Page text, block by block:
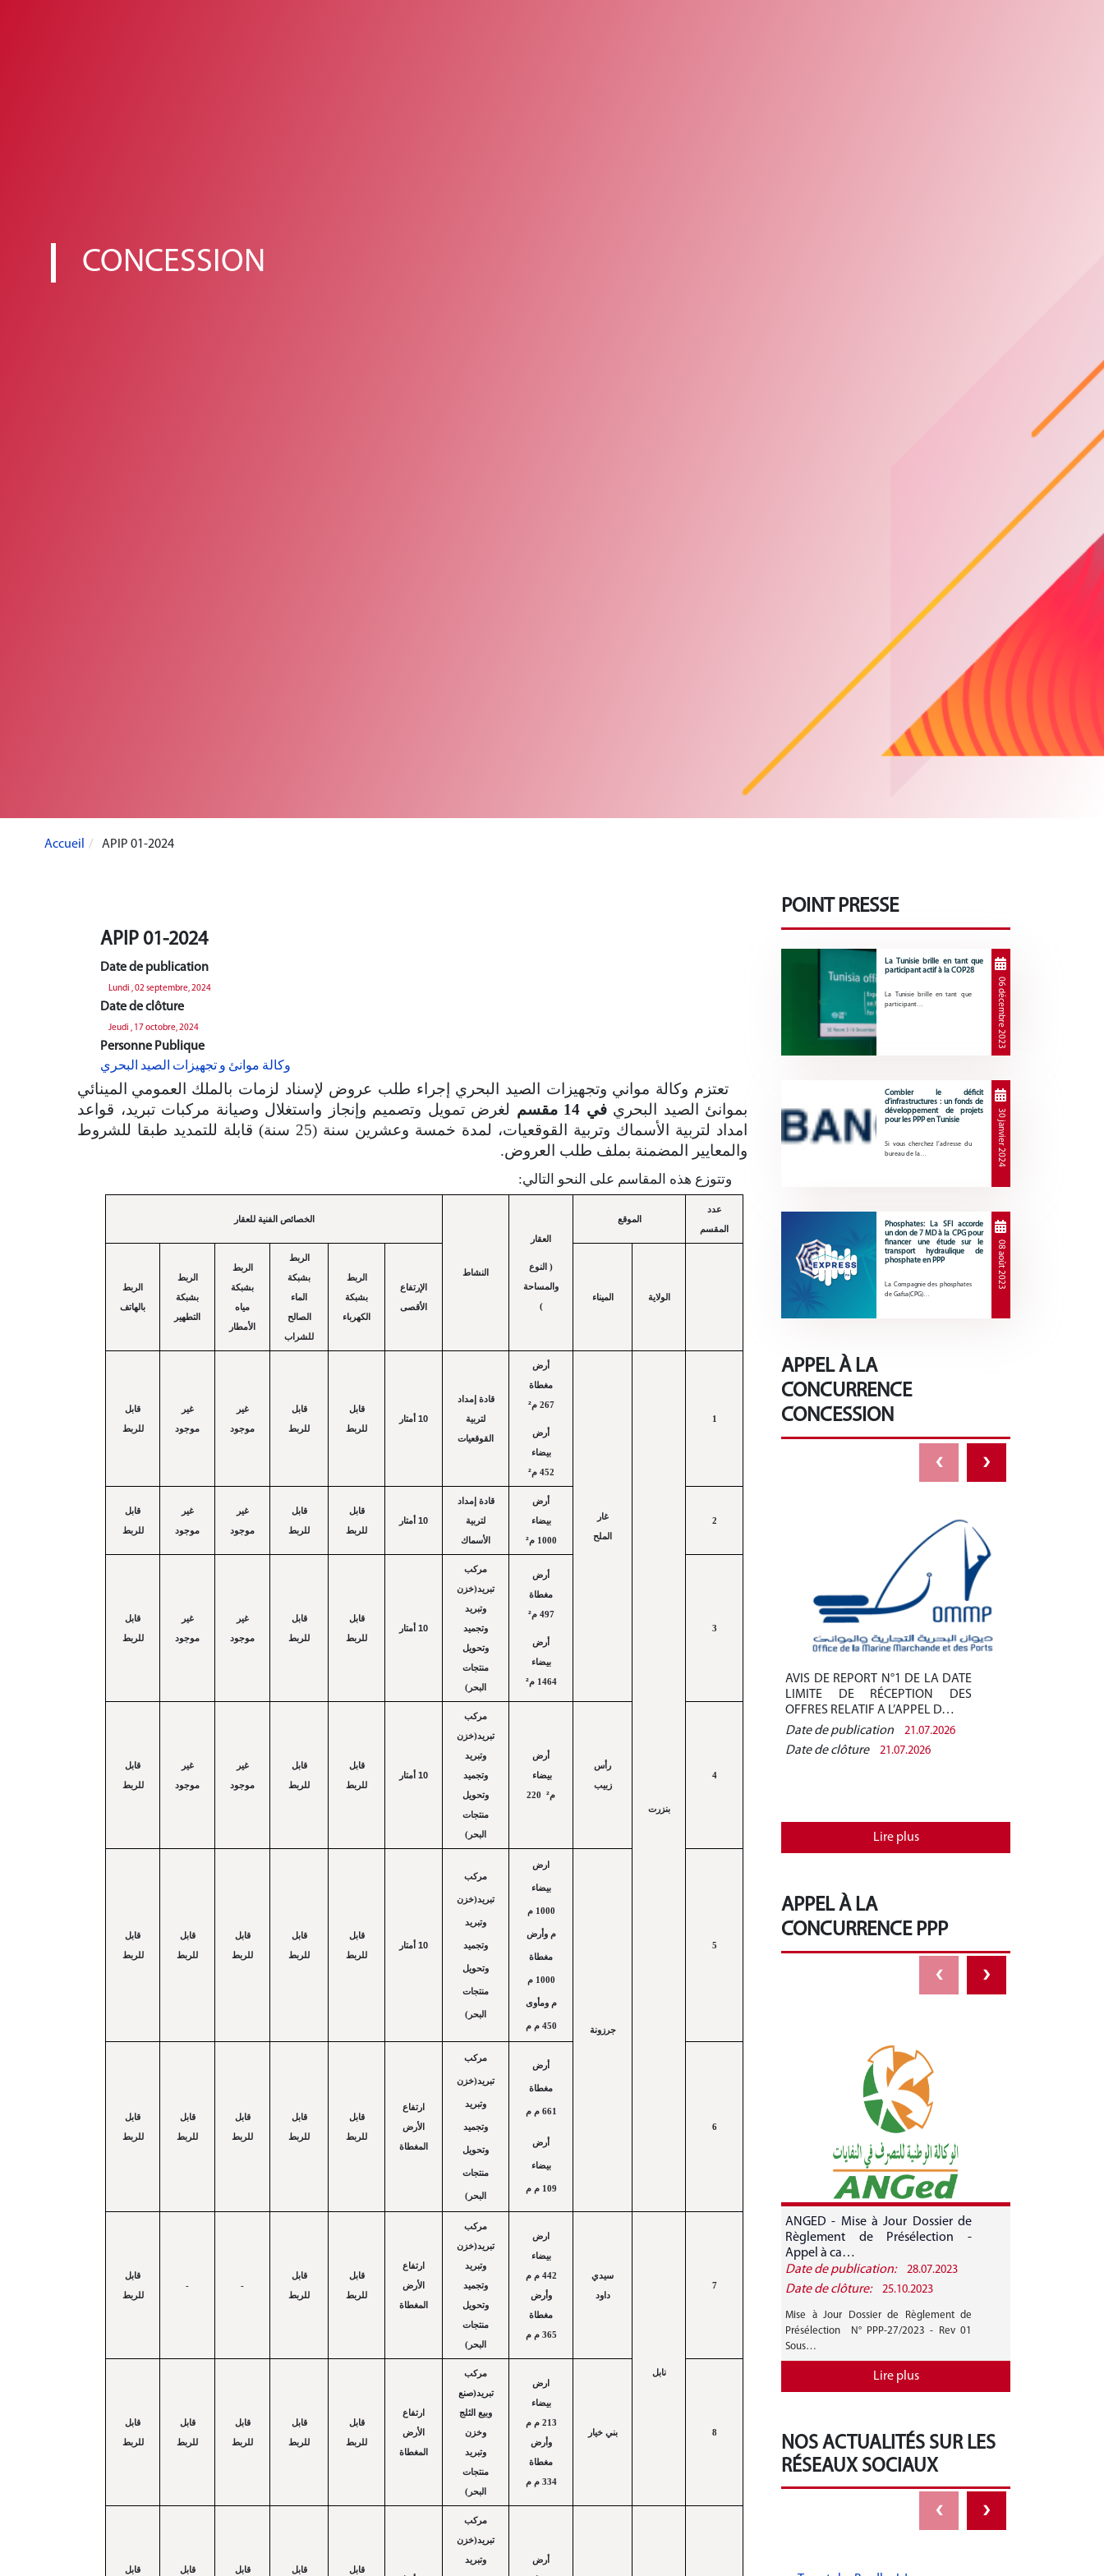
CONCESSION
Accueil APIP 01-2024
APIP 01-2024
Date de publication
Lundi , 02 septembre, 2024
Date de clôture
Jeudi , 17 octobre, 2024
Personne Publique
وكالة موانئ و تجهيزات الصيد البحري
تعتزم وكالة مواني وتجهيزات الصيد البحري إجراء طلب عروض لإسناد لزمات بالملك العمومي
المينائي
بموانئ الصيد البحريفي 14 مقسم
لغرض تمويل وتصميم وإنجاز واستغلال وصيانة مركبات تبريد، قواعد
امداد لتربية الأسماك وتربية القوقعيات، لمدة خمسة وعشرين سنة (25 سنة) قابلة للتمديد طبقا للشروط
والمعايير المضمنة بملف طلب العروض.
وتتوزع هذه المقاسم على النحو التالي:
الخصائص الفنية للعقار
النشاط
العقار
( النوع
والمساحة
)
الموقع
عدد
المقسم
الربط
بالهاتف
الربط
بشبكة
التطهير
الربط
بشبكة
مياه
الأمطار
الربط
بشبكة
الماء
الصالح
للشراب
الربط
بشبكة
الكهرباء
الإرتفاع
الأقصى
الميناء الولاية
قابل
للربط
غير
موجود
غير
موجود
قابل
للربط
قابل
للربط
10 أمتار
قادة إمداد
لتربية
القوقعيات
أرض
مغطاة
267 م ²
أرض
بيضاء
452 م ²
غار
الملح
بنزرت
1
قابل
للربط
غير
موجود
غير
موجود
قابل
للربط
قابل
للربط
10 أمتار
قادة إمداد
لتربية
الأسماك
أرض
بيضاء
1000 م ²
2
قابل
للربط
غير
موجود
غير
موجود
قابل
للربط
قابل
للربط
10 أمتار
مركب
تبريد(خزن
وتبريد
وتجميد
وتحويل
منتجات
البحر)
أرض
مغطاة
497 م ²
أرض
بيضاء
1464 م ²
3
قابل
للربط
غير
موجود
غير
موجود
قابل
للربط
قابل
للربط
10 أمتار
مركب
تبريد(خزن
وتبريد
وتجميد
وتحويل
منتجات
البحر)
أرض
بيضاء
م²
رأس
زبيب
4
قابل
للربط
قابل
للربط
قابل
للربط
قابل
للربط
قابل
للربط
10 أمتار
مركب
تبريد(خزن
وتبريد
وتجميد
وتحويل
منتجات
البحر)
ارض
بيضاء
1000 م
م وأرض
مغطاة
1000 م
م ومأوى
450 م م جرزونة
5
قابل
للربط
قابل
للربط
قابل
للربط
قابل
للربط
قابل
للربط
ارتفاع
الأرض
المغطاة
مركب
تبريد(خزن
وتبريد
وتجميد
وتحويل
منتجات
البحر)
أرض
مغطاة
661 م م
أرض
بيضاء
109 م م
6
قابل
للربط
- -
قابل
للربط
قابل
للربط
ارتفاع
الأرض
المغطاة
مركب
تبريد(خزن
وتبريد
وتجميد
وتحويل
منتجات
البحر)
ارض
بيضاء
442 م م
وأرض
مغطاة
365 م م
سيدي
داود
نابل
7
قابل
للربط
قابل
للربط
قابل
للربط
قابل
للربط
قابل
للربط
ارتفاع
الأرض
المغطاة
مركب
تبريد(صنع
وبيع الثلج
وخزن
وتبريد
منتجات
البحر)
ارض
بيضاء
213 م م
وأرض
مغطاة
334 م م
بني خيار 8
قابل قابل قابل قابل قابل
مركب
تبريد(خزن
وتبريد أرض
POINT PRESSE
La Tunisie brille en tant que
participant actif à la COP28
La Tunisie brille en tant que
participant…
06 décembre 2023
Combler le déficit
d’infrastructures : un fonds de
développement de projets
pour les PPP en Tunisie
Si vous cherchez l’adresse du
bureau de la…
30 janvier 2024
Phosphates: La SFI accorde
un don de 7 MD à la CPG pour
financer une étude sur le
transport hydraulique de
phosphate en PPP
La Compagnie des phosphates
de Gafsa(CPG)…
08 août 2023
APPEL À LA
CONCURRENCE
CONCESSION
AVIS DE REPORT N°1 DE LA DATE
LIMITE DE RÉCEPTION DES
OFFRES RELATIF A L’APPEL D…
Date de publication
21.07.2026
Date de clôture 21.07.2026
Lire plus
‹ ›
APPEL À LA
CONCURRENCE PPP
ANGED - Mise à Jour Dossier de
Règlement de Présélection -
Appel à ca…
Date de publication:
28.07.2023
Date de clôture: 25.10.2023
Mise à Jour Dossier de Règlement de
Présélection N° PPP-27/2023 - Rev 01
Sous…
Lire plus
‹ ›
NOS ACTUALITÉS SUR LES
RÉSEAUX SOCIAUX
‹ ›